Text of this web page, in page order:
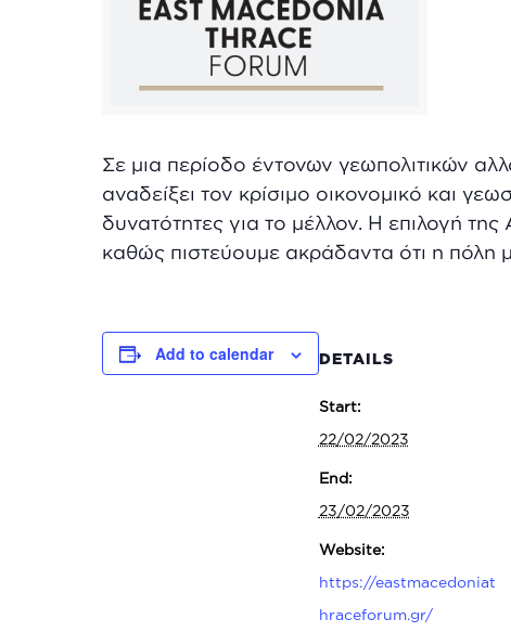
Σε μια περίοδο έντονων γεωπολιτικών
αναδείξει τον κρίσιμο οικονομικό και
δυνατότητες για το μέλλον. Η επιλογή
καθώς πιστεύουμε ακράδαντα ότι η πόλη
Add to calendar DETAILS
Start:
22/02/2023
End:
23/02/2023
Website:
https://eastmacedoniat
hraceforum.gr/